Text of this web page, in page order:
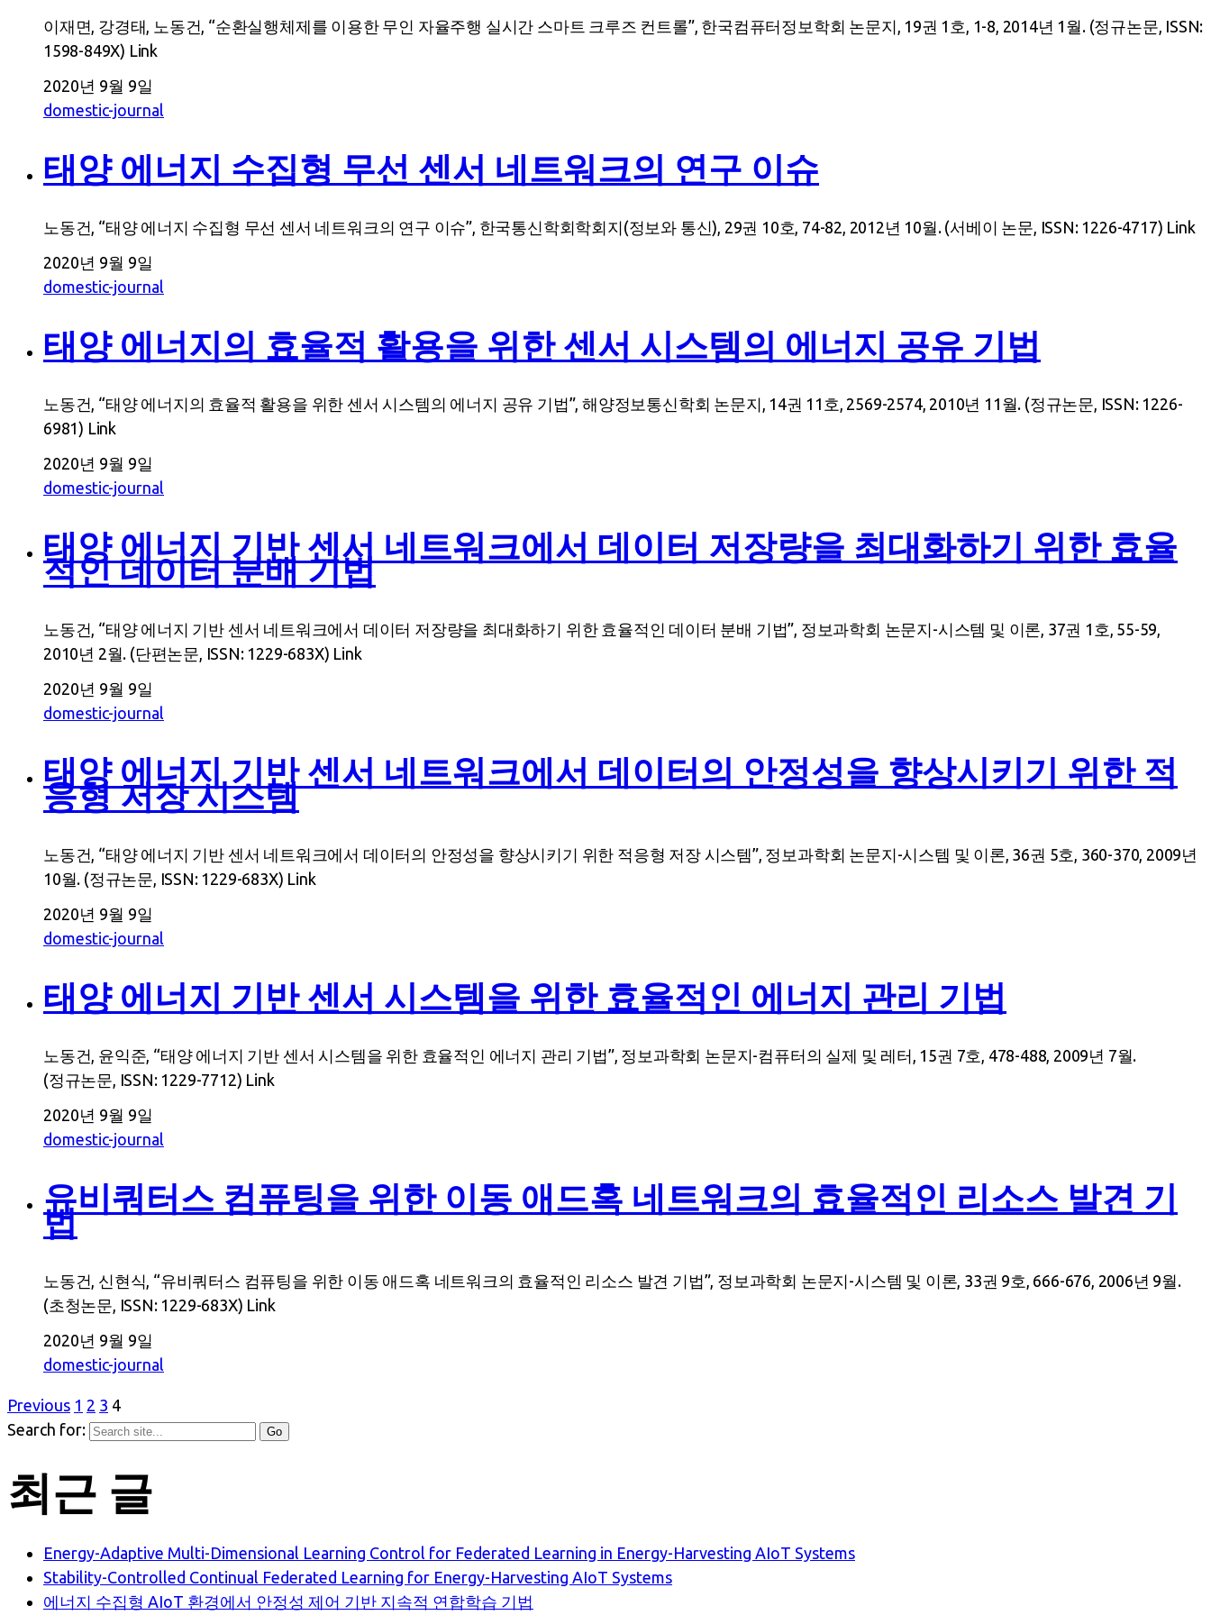
이재면, 강경태, 노동건, “순환실행체제를 이용한 무인 자율주행 실시간 스마트 크루즈 컨트롤”, 한국컴퓨터정보학회 논문지, 19권 1호, 1-8, 2014년 1월. (정규논문, ISSN:
1598-849X) Link
2020년 9월 9일
domestic-journal
태양 에너지 수집형 무선 센서 네트워크의 연구 이슈
노동건, “태양 에너지 수집형 무선 센서 네트워크의 연구 이슈”, 한국통신학회학회지(정보와 통신), 29권 10호, 74-82, 2012년 10월. (서베이 논문, ISSN: 1226-4717) Link
2020년 9월 9일
domestic-journal
태양 에너지의 효율적 활용을 위한 센서 시스템의 에너지 공유 기법
노동건, “태양 에너지의 효율적 활용을 위한 센서 시스템의 에너지 공유 기법”, 해양정보통신학회 논문지, 14권 11호, 2569-2574, 2010년 11월. (정규논문, ISSN: 1226-
6981) Link
2020년 9월 9일
domestic-journal
태양 에너지 기반 센서 네트워크에서 데이터 저장량을 최대화하기 위한 효율
적인 데이터 분배 기법
노동건, “태양 에너지 기반 센서 네트워크에서 데이터 저장량을 최대화하기 위한 효율적인 데이터 분배 기법”, 정보과학회 논문지-시스템 및 이론, 37권 1호, 55-59,
2010년 2월. (단편논문, ISSN: 1229-683X) Link
2020년 9월 9일
domestic-journal
태양 에너지 기반 센서 네트워크에서 데이터의 안정성을 향상시키기 위한 적
응형 저장 시스템
노동건, “태양 에너지 기반 센서 네트워크에서 데이터의 안정성을 향상시키기 위한 적응형 저장 시스템”, 정보과학회 논문지-시스템 및 이론, 36권 5호, 360-370, 2009년
10월. (정규논문, ISSN: 1229-683X) Link
2020년 9월 9일
domestic-journal
태양 에너지 기반 센서 시스템을 위한 효율적인 에너지 관리 기법
노동건, 윤익준, “태양 에너지 기반 센서 시스템을 위한 효율적인 에너지 관리 기법”, 정보과학회 논문지-컴퓨터의 실제 및 레터, 15권 7호, 478-488, 2009년 7월.
(정규논문, ISSN: 1229-7712) Link
2020년 9월 9일
domestic-journal
유비쿼터스 컴퓨팅을 위한 이동 애드혹 네트워크의 효율적인 리소스 발견 기
법
노동건, 신현식, “유비쿼터스 컴퓨팅을 위한 이동 애드혹 네트워크의 효율적인 리소스 발견 기법”, 정보과학회 논문지-시스템 및 이론, 33권 9호, 666-676, 2006년 9월.
(초청논문, ISSN: 1229-683X) Link
2020년 9월 9일
domestic-journal
Previous 1 2 3 4
Search for:
최근 글
Energy-Adaptive Multi-Dimensional Learning Control for Federated Learning in Energy-Harvesting AIoT Systems
Stability-Controlled Continual Federated Learning for Energy-Harvesting AIoT Systems
에너지 수집형 AIoT 환경에서 안정성 제어 기반 지속적 연합학습 기법